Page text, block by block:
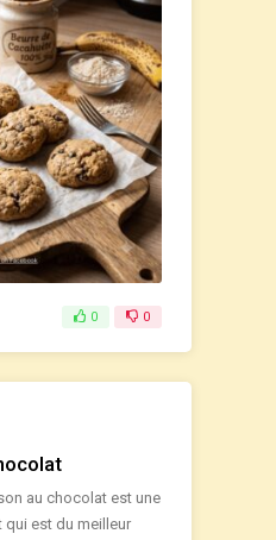
0 0
au chocolat est une
est du meilleur